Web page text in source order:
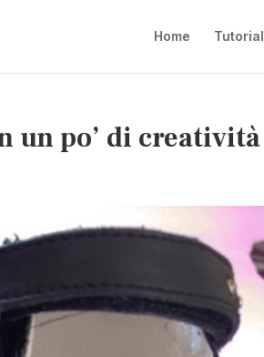
Home Tutorial
un po’ di creatività